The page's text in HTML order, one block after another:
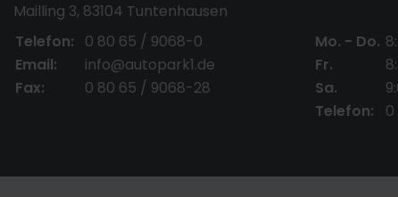
Mailling 3, 83104 Tuntenhausen
Telefon:
0 80 65 / 9068-0
Email:
info@autopark1.de
Fax:
0 80 65 / 9068-28
Mo. - Do.
Fr.
Sa.
Telefon: